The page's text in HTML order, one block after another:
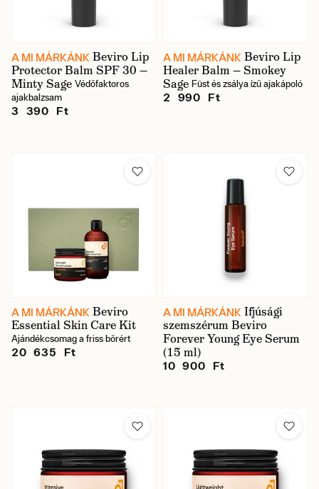
A MI MÁRKÁNK Beviro Lip
Protector Balm SPF 30 —
Minty Sage Védőfaktoros
ajakbalzsam
3 390 Ft
A MI MÁRKÁNK Beviro Lip
Healer Balm — Smokey
Sage Füst és zsálya ízű ajakápoló
2 990 Ft
A MI MÁRKÁNK Beviro
Essential Skin Care Kit
Ajándékcsomag a friss bőrért
20 635 Ft
A MI MÁRKÁNK Ifjúsági
szemszérum Beviro
Forever Young Eye Serum
(15 ml)
10 900 Ft